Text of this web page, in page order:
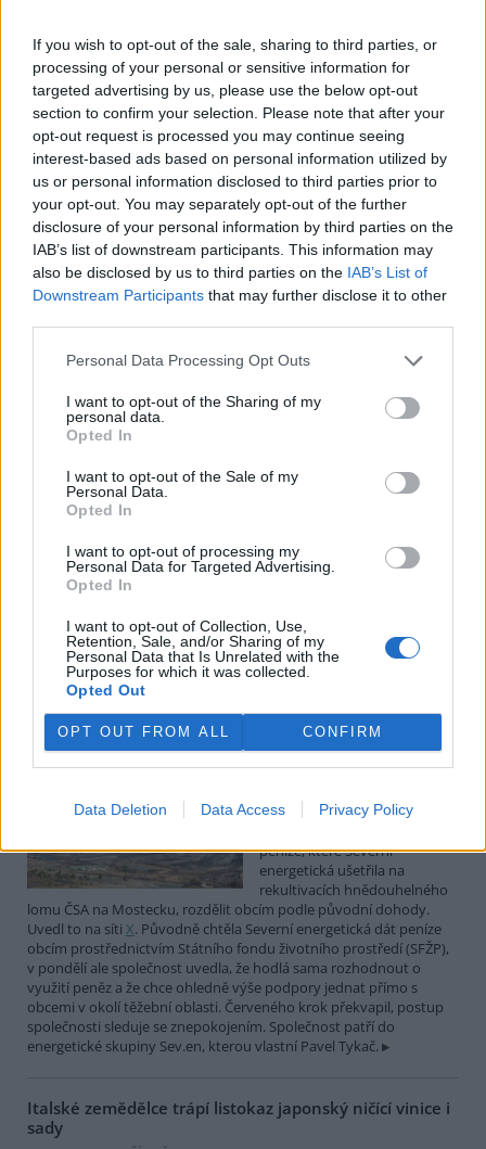
If you wish to opt-out of the sale, sharing to third parties, or
processing of your personal or sensitive information for
targeted advertising by us, please use the below opt-out
section to confirm your selection. Please note that after your
opt-out request is processed you may continue seeing
interest-based ads based on personal information utilized by
us or personal information disclosed to third parties prior to
your opt-out. You may separately opt-out of the further
disclosure of your personal information by third parties on the
IAB’s list of downstream participants. This information may
also be disclosed by us to third parties on the IAB’s List of
Downstream Participants that may further disclose it to other
Personal Data Processing Opt Outs
I want to opt-out of the Sharing of my
personal data.
Opted In
I want to opt-out of the Sale of my
Personal Data.
Opted In
I want to opt-out of processing my
Personal Data for Targeted Advertising.
Opted In
I want to opt-out of Collection, Use,
Retention, Sale, and/or Sharing of my
Personal Data that Is Unrelated with the
Purposes for which it was collected.
Opted Out
OPT OUT FROM ALL CONFIRM
Data Deletion Data Access Privacy Policy
Dušana Milky k nim lidé přicházeli spíše v době, když bylo nevlídno.
V pěti zemích Amazonie zatkli stovky lidí kvůli
environmentální kriminalitě
5.8.2026 10:34 | BOGOTÁ (ČTK)
Policisté v pěti zemích ležících
v Amazonii pozatýkali stovky
lidí a zabavili dřevo, minerály i
zvířata v hodnotě přes 280
milionů dolarů (kolem 5,9
miliard korun) při jednom z největších koordinovaných zásahů
proti environmentální kriminalitě v největším deštném pralese
světa. Napsala to agentura AP, podle níž se do operace nazvané
Potok Bylanka v Pardubicích vyschl. Městský obvod
chce, aby Povodí Labe vyčistilo koryto
5.8.2026 10:26 | PARDUBICE (ČTK)
Diskuse: 1
průtoků a suchého počasí
vyschl. Městský obvod VI chce
Povodí Labe. Organizace ale požadavek odmítla s tím, že údržbu
dělala už v červnu a další zásah v tuto chvíli neplánuje, zjistila ČTK.
Červený chce peníze ušetřené za rekultivaci rozdělit
obcím podle původní dohody
5.8.2026 01:29 (ČTK)
Ministr životního prostředí
peníze, které Severní
energetická ušetřila na
rekultivacích hnědouhelného
lomu ČSA na Mostecku, rozdělit obcím podle původní dohody.
Uvedl to na síti X. Původně chtěla Severní energetická dát peníze
obcím prostřednictvím Státního fondu životního prostředí (SFŽP),
v pondělí ale společnost uvedla, že hodlá sama rozhodnout o
využití peněz a že chce ohledně výše podpory jednat přímo s
obcemi v okolí těžební oblasti. Červeného krok překvapil, postup
společnosti sleduje se znepokojením. Společnost patří do
energetické skupiny Sev.en, kterou vlastní Pavel Tykač.
Italské zemědělce trápí listokaz japonský ničící vinice i
sady